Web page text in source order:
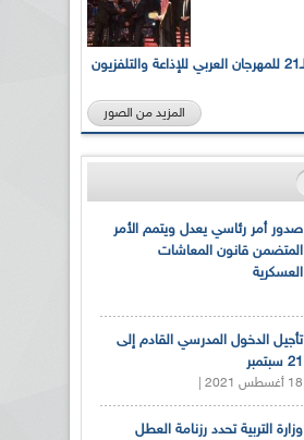
بالصور... الدورة الـ21 للمهرجان العربي للإذاعة والتلفزيون
المزيد من الصور
صدور أمر رئاسي يعدل ويتمم الأمر
المتضمن قانون المعاشات
العسكرية
تأجيل الدخول المدرسي القادم إلى
21 سبتمبر
18 أغسطس 2021 |
وزارة التربية تحدد رزنامة العطل